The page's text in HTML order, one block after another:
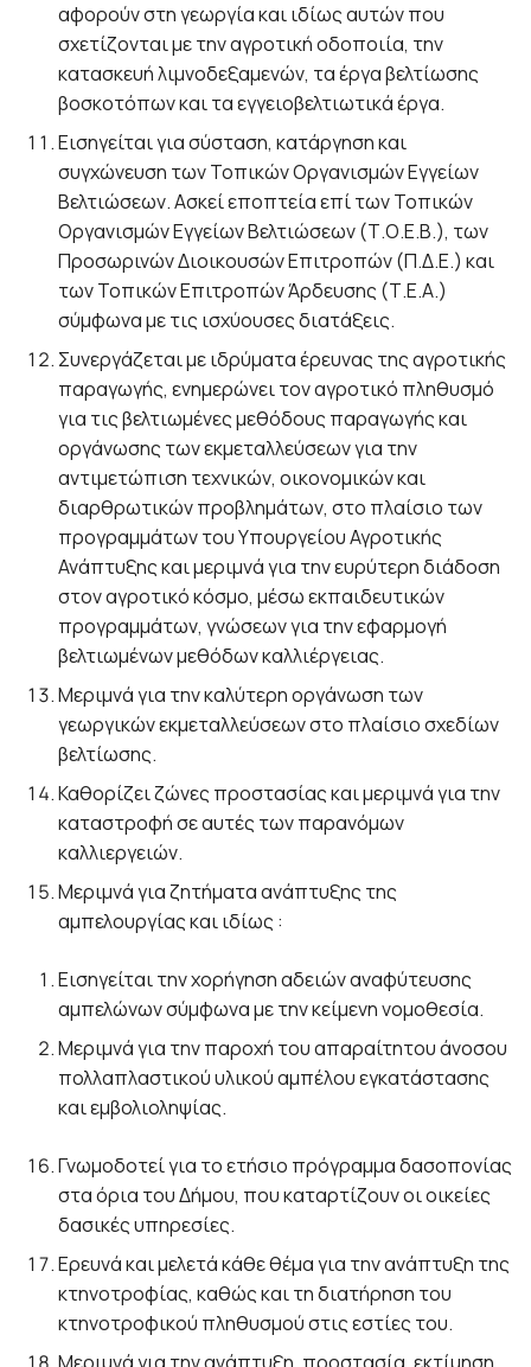
αφορούν στη γεωργία και ιδίως αυτών που
σχετίζονται με την αγροτική οδοποιία, την
κατασκευή λιμνοδεξαμενών, τα έργα βελτίωσης
βοσκοτόπων και τα εγγειοβελτιωτικά έργα.
Εισηγείται για σύσταση, κατάργηση και
συγχώνευση των Τοπικών Οργανισμών Εγγείων
Βελτιώσεων. Ασκεί εποπτεία επί των Τοπικών
Οργανισμών Εγγείων Βελτιώσεων (Τ.Ο.Ε.Β.), των
Προσωρινών Διοικουσών Επιτροπών (Π.Δ.Ε.) και
των Τοπικών Επιτροπών Άρδευσης (Τ.Ε.Α.)
σύμφωνα με τις ισχύουσες διατάξεις.
Συνεργάζεται με ιδρύματα έρευνας της αγροτικής
παραγωγής, ενημερώνει τον αγροτικό πληθυσμό
για τις βελτιωμένες μεθόδους παραγωγής και
οργάνωσης των εκμεταλλεύσεων για την
αντιμετώπιση τεχνικών, οικονομικών και
διαρθρωτικών προβλημάτων, στο πλαίσιο των
προγραμμάτων του Υπουργείου Αγροτικής
Ανάπτυξης και μεριμνά για την ευρύτερη διάδοση
στον αγροτικό κόσμο, μέσω εκπαιδευτικών
προγραμμάτων, γνώσεων για την εφαρμογή
βελτιωμένων μεθόδων καλλιέργειας.
Μεριμνά για την καλύτερη οργάνωση των
γεωργικών εκμεταλλεύσεων στο πλαίσιο σχεδίων
βελτίωσης.
Καθορίζει ζώνες προστασίας και μεριμνά για την
καταστροφή σε αυτές των παρανόμων
καλλιεργειών.
Μεριμνά για ζητήματα ανάπτυξης της
αμπελουργίας και ιδίως :
Εισηγείται την χορήγηση αδειών αναφύτευσης
αμπελώνων σύμφωνα με την κείμενη νομοθεσία.
Μεριμνά για την παροχή του απαραίτητου άνοσου
πολλαπλαστικού υλικού αμπέλου εγκατάστασης
και εμβολιοληψίας.
Γνωμοδοτεί για το ετήσιο πρόγραμμα δασοπονίας
στα όρια του Δήμου, που καταρτίζουν οι οικείες
δασικές υπηρεσίες.
Ερευνά και μελετά κάθε θέμα για την ανάπτυξη της
κτηνοτροφίας, καθώς και τη διατήρηση του
κτηνοτροφικού πληθυσμού στις εστίες του.